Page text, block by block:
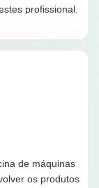
profissional.
de máquinas
os produtos